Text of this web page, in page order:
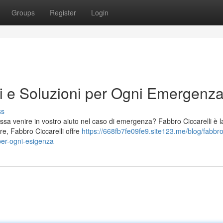
Groups Register Login
Soluzioni per Ogni
venire in vostro aiuto nel caso di emergenza? Fabbro Ciccarelli è
Fabbro Ciccarelli offre https://668fb7fe09fe9.site123.me/blog/
ogni-esigenza